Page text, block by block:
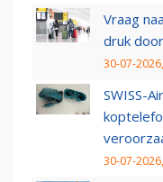
Vraag
druk
30-07-
SWISS-
30-07-